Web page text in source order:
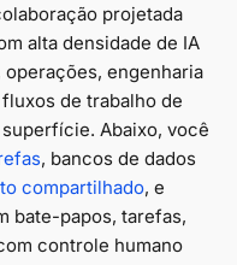
projetada
alta densidade de IA
engenharia
de trabalho de
Abaixo, você
, bancos de dados
compartilhado, e
bate-papos, tarefas,
controle humano